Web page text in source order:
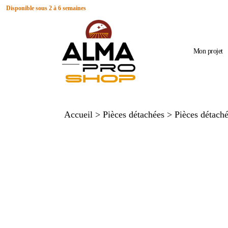
Mon projet
Accueil > Pièces détachées > Pièces
Disponible sous 2 à 6 semaines